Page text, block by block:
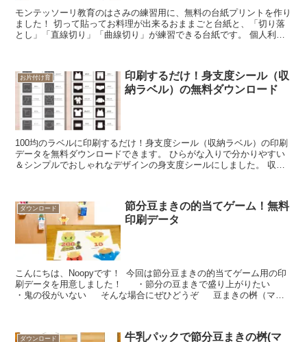
モンテッソーリ教育のはさみの練習用に、無料の台紙プリントを作り
ました！ 切って貼ってお料理が出来るおままごと台紙と、「切り落
とし」「直線切り」「曲線切り」が練習できる台紙です。 個人利用
お片付け育
印刷するだけ！身支度シール（収
納ラベル）の無料ダウンロード
100均のラベルに印刷するだけ！身支度シール（収納ラベル）の印刷
データを無料ダウンロードできます。 ひらがな入りで分かりやすい
＆シンプルでおしゃれなデザインの身支度シールにしました。 収納
ダウンロード
節分豆まきの的当てゲーム！無料
印刷データ
こんにちは、Noopyです！ 今回は節分豆まきの的当てゲーム用の印
刷データを用意しました！ ・節分の豆まきで盛り上がりたい
・鬼の役がいない そんな場合にぜひどうぞ 豆まきの桝（マ
ダウンロード
牛乳パックで節分豆まきの桝(マ